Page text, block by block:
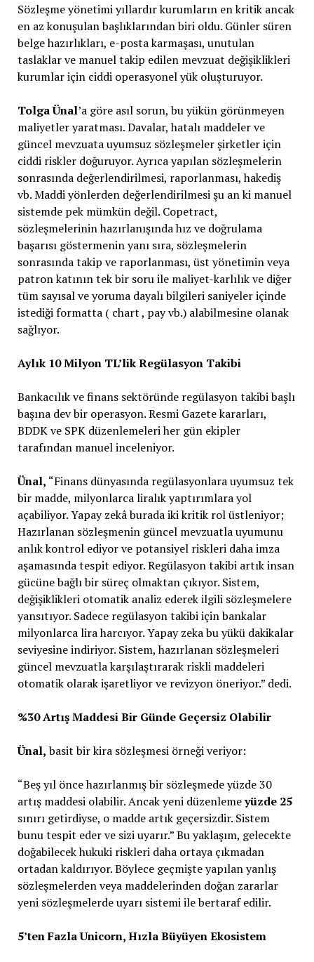
Sözleşme yönetimi yıllardır kurumların en kritik ancak
en az konuşulan başlıklarından biri oldu. Günler süren
belge hazırlıkları, e-posta karmaşası, unutulan
taslaklar ve manuel takip edilen mevzuat değişiklikleri
kurumlar için ciddi operasyonel yük oluşturuyor.
Tolga Ünal’a göre asıl sorun, bu yükün görünmeyen
maliyetler yaratması. Davalar, hatalı maddeler ve
güncel mevzuata uyumsuz sözleşmeler şirketler için
ciddi riskler doğuruyor. Ayrıca yapılan sözleşmelerin
sonrasında değerlendirilmesi, raporlanması, hakediş
vb. Maddi yönlerden değerlendirilmesi şu an ki manuel
sistemde pek mümkün değil. Copetract,
sözleşmelerinin hazırlanışında hız ve doğrulama
başarısı göstermenin yanı sıra, sözleşmelerin
sonrasında takip ve raporlanması, üst yönetimin veya
patron katının tek bir soru ile maliyet-karlılık ve diğer
tüm sayısal ve yoruma dayalı bilgileri saniyeler içinde
istediği formatta ( chart , pay vb.) alabilmesine olanak
sağlıyor.
Aylık 10 Milyon TL’lik Regülasyon Takibi
Bankacılık ve finans sektöründe regülasyon takibi başlı
başına dev bir operasyon. Resmi Gazete kararları,
BDDK ve SPK düzenlemeleri her gün ekipler
tarafından manuel inceleniyor.
Ünal, “Finans dünyasında regülasyonlara uyumsuz tek
bir madde, milyonlarca liralık yaptırımlara yol
açabiliyor. Yapay zekâ burada iki kritik rol üstleniyor;
Hazırlanan sözleşmenin güncel mevzuatla uyumunu
anlık kontrol ediyor ve potansiyel riskleri daha imza
aşamasında tespit ediyor. Regülasyon takibi artık insan
gücüne bağlı bir süreç olmaktan çıkıyor. Sistem,
değişiklikleri otomatik analiz ederek ilgili sözleşmelere
yansıtıyor. Sadece regülasyon takibi için bankalar
milyonlarca lira harcıyor. Yapay zeka bu yükü dakikalar
seviyesine indiriyor. Sistem, hazırlanan sözleşmeleri
güncel mevzuatla karşılaştırarak riskli maddeleri
otomatik olarak işaretliyor ve revizyon öneriyor.” dedi.
%30 Artış Maddesi Bir Günde Geçersiz Olabilir
Ünal,basit bir kira sözleşmesi örneği veriyor:
“Beş yıl önce hazırlanmış bir sözleşmede yüzde 30
artış maddesi olabilir. Ancak yeni düzenlemeyüzde 25
sınırı getirdiyse, o madde artık geçersizdir. Sistem
bunu tespit eder ve sizi uyarır.” Bu yaklaşım, gelecekte
doğabilecek hukuki riskleri daha ortaya çıkmadan
ortadan kaldırıyor. Böylece geçmişte yapılan yanlış
sözleşmelerden veya maddelerinden doğan zararlar
yeni sözleşmelerde uyarı sistemi ile bertaraf edilir.
5’ten Fazla Unicorn, Hızla Büyüyen Ekosistem